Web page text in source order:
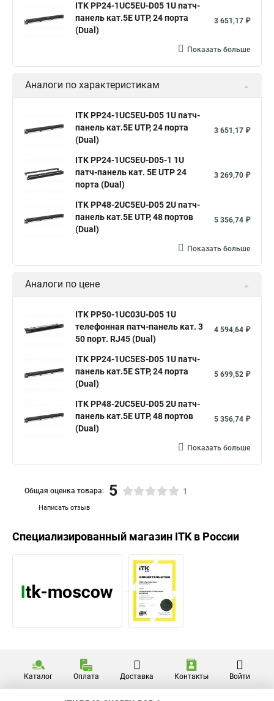
ITK PP24-1UC5EU-D05 1U патч-
панель кат.5Е UTP, 24 порта
(Dual)
3 651,17 ₽
Показать больше
Аналоги по характеристикам
ITK PP24-1UC5EU-D05 1U патч-
панель кат.5Е UTP, 24 порта
(Dual)
3 651,17 ₽
ITK PP24-1UC5EU-D05-1 1U
патч-панель кат. 5Е UTP 24
порта (Dual)
3 269,70 ₽
ITK PP48-2UC5EU-D05 2U патч-
панель кат.5Е UTP, 48 портов
(Dual)
5 356,74 ₽
Показать больше
Аналоги по цене
ITK PP50-1UC03U-D05 1U
телефонная патч-панель кат. 3
50 порт. RJ45 (Dual)
4 594,64 ₽
ITK PP24-1UC5ES-D05 1U патч-
панель кат.5Е STP, 24 порта
(Dual)
5 699,52 ₽
ITK PP48-2UC5EU-D05 2U патч-
панель кат.5Е UTP, 48 портов
(Dual)
5 356,74 ₽
Показать больше
Написать отзыв
Общая оценка товара: 5 1
Специализированный магазин ITKв России
Каталог Оплата Доставка Контакты Войти